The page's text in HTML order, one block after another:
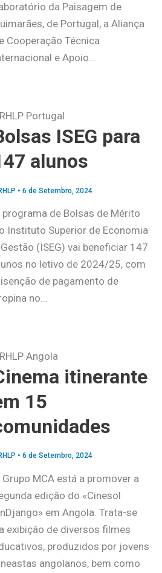
da Paisagem de
de Portugal, a Aliança
Cooperação Técnica
e Apoio…
Portugal
ISEG para
alunos
• 6 de Setembro, 2024
programa de Bolsas de Mérito
Instituto Superior de Economia
(ISEG) vai beneficiar 147
no letivo de 2024/25, com
de pagamento de
no…
Angola
itinerante
15
• 6 de Setembro, 2024
Grupo MCA está a promover a
edição do «Cinesol
em Angola. Trata-se
exibição de diversos filmes
produzidos por jovens
angolanos, bem como